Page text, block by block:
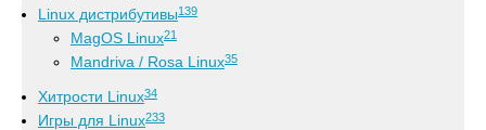
Linux дистрибутивы139
MagOS Linux21
Mandriva / Rosa Linux35
Хитрости Linux34
Игры для Linux233